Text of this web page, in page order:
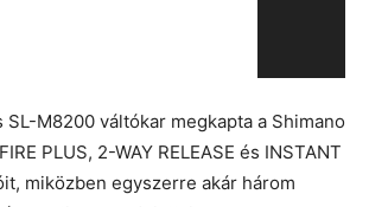
SL-M8200 váltókar megkapta a Shimano
PLUS, 2-WAY RELEASE és INSTANT
miközben egyszerre akár három